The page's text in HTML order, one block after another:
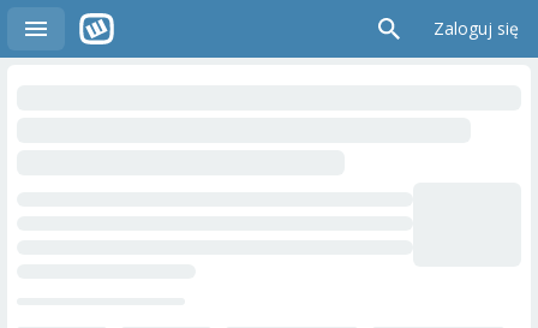
Zaloguj się